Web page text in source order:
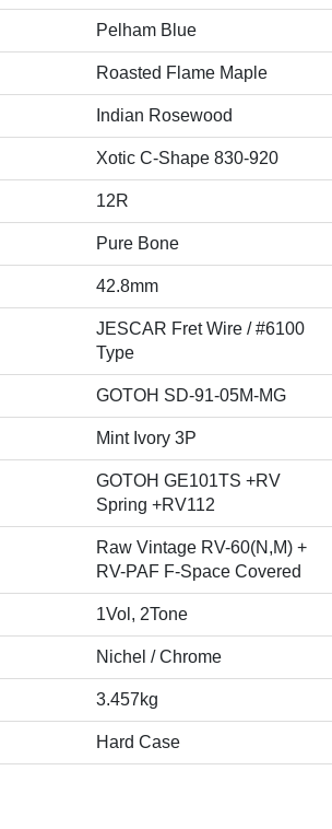
Pelham Blue
Roasted Flame Maple
Indian Rosewood
Xotic C-Shape 830-920
12R
Pure Bone
42.8mm
JESCAR Fret Wire / #6100
Type
GOTOH SD-91-05M-MG
Mint Ivory 3P
GOTOH GE101TS +RV
Spring +RV112
Raw Vintage RV-60(N,M) +
RV-PAF F-Space Covered
1Vol, 2Tone
Nichel / Chrome
3.457kg
Hard Case